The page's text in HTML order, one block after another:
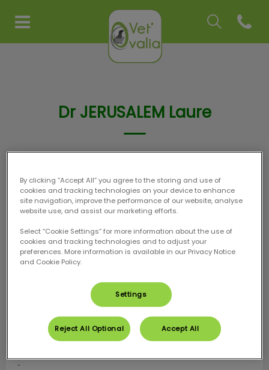
Page d'accueil de Vet'Ovalia
Open
Recherche
Dr JERUSALEM Laure
Dr JERUSALEM LaureVétérinaire
.
By clicking “Accept All” you agree to the storing and use of
cookies and tracking technologies on your device to enhance
site navigation, improve the performance of our website, analyse
website use, and assist our marketing efforts.
Select “Cookie Settings” for more information about the use of
cookies and tracking technologies and to adjust your
preferences. More information is available in our Privacy Notice
and Cookie Policy.
Settings
Reject All Optional Accept All